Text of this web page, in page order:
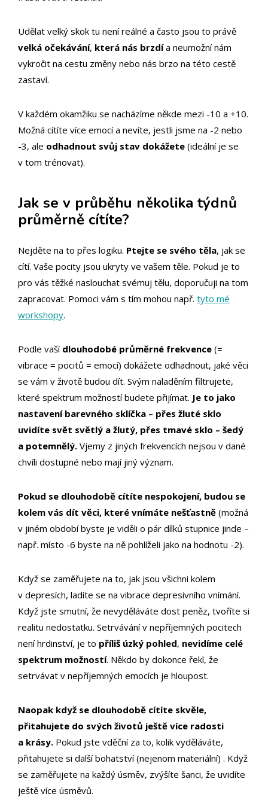
Udělat velký skok tu není reálné a často jsou to právě
velká očekávání, která nás brzdía neumožní nám
vykročit na cestu změny nebo nás brzo na této cestě
zastaví.
V každém okamžiku se nacházíme někde mezi -10 a +10.
Možná cítíte více emocí a nevíte, jestli jsme na -2 nebo
-3, ale odhadnout svůj stav dokážete (ideální je se
v tom trénovat).
Jak se v průběhu několika týdnů
průměrně cítíte?
Nejděte na to přes logiku. Ptejte se svého těla, jak se
cítí. Vaše pocity jsou ukryty ve vašem těle. Pokud je to
pro vás těžké naslouchat svémuj tělu, doporučuji na tom
zapracovat. Pomoci vám s tím mohou např. tyto mé
workshopy.
Podle vaší dlouhodobé průměrné frekvence (=
vibrace = pocitů = emocí) dokážete odhadnout, jaké věci
se vám v životě budou dít. Svým naladěním filtrujete,
které spektrum možností budete přijímat. Je to jako
nastavení barevného sklíčka – přes žluté sklo
uvidíte svět světlý a žlutý, přes tmavé sklo – šedý
a potemnělý. Vjemy z jiných frekvencích nejsou v dané
chvíli dostupné nebo mají jiný význam.
Pokud se dlouhodobě cítíte nespokojení, budou se
kolem vás dít věci, které vnímáte nešťastně (možná
v jiném období byste je viděli o pár dílků stupnice jinde –
např. místo -6 byste na ně pohlíželi jako na hodnotu -2).
Když se zaměřujete na to, jak jsou všichni kolem
v depresích, ladíte se na vibrace depresivního vnímání.
Když jste smutní, že nevyděláváte dost peněz, tvoříte si
realitu nedostatku. Setrvávání v nepříjemných pocitech
není hrdinství, je to příliš úzký pohled, nevidíme celé
spektrum možností. Někdo by dokonce řekl, že
setrvávat v nepříjemných emocích je hloupost.
Naopak když se dlouhodobě cítíte skvěle,
přitahujete do svých životů ještě více radosti
a krásy. Pokud jste vděční za to, kolik vyděláváte,
přitahujete si další bohatství (nejenom materiální) . Když
se zaměřujete na každý úsměv, zvýšíte šanci, že uvidíte
ještě více úsměvů.